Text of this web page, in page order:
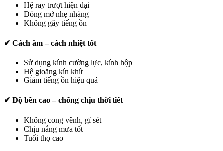
Hệ ray trượt hiện đại
Đóng mở nhẹ nhàng
Không gây tiếng ồn
✔ Cách âm – cách nhiệt tốt
Sử dụng kính cường lực, kính hộp
Hệ gioăng kín khít
Giảm tiếng ồn hiệu quả
✔ Độ bền cao – chống chịu thời tiết
Không cong vênh, gỉ sét
Chịu nắng mưa tốt
Tuổi thọ cao